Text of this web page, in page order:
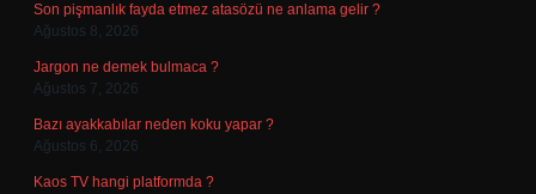
Son pişmanlık fayda etmez atasözü ne anlama gelir ?
Ağustos 8, 2026
Jargon ne demek bulmaca ?
Ağustos 7, 2026
Bazı ayakkabılar neden koku yapar ?
Ağustos 6, 2026
Kaos TV hangi platformda ?